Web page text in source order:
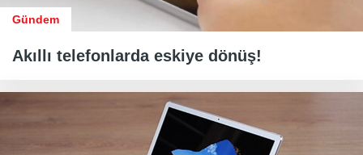
Gündem
Akıllı telefonlarda eskiye dönüş!